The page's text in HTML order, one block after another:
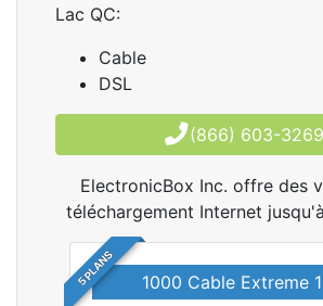
Lac QC:
Cable
DSL
(866) 603-3269
ElectronicBox Inc. offre des
téléchargement Internet jusqu'à
5 PLANS 1000 Cable Extreme